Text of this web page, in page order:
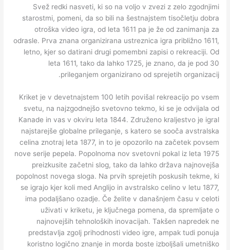
Svež redki nasveti, ki so na voljo v zvezi z zelo zgodnjimi
starostmi, pomeni, da so bili na šestnajstem tisočletju dobra
otroška video igra, od leta 1611 pa je že od zanimanja za
odrasle. Prva znana organizirana ustreznica igra približno 1611,
letno, kjer so datirani drugi pomembni zapisi o rekreaciji. Od
leta 1611, tako da lahko 1725, je znano, da je pod 30
prileganjem organizirano od sprejetih organizacij.
Kriket je v devetnajstem 100 letih povišal rekreacijo po vsem
svetu, na najzgodnejšo svetovno tekmo, ki se je odvijala od
Kanade in vas v okviru leta 1844. Združeno kraljestvo je igral
najstarejše globalne prileganje, s katero se sooča avstralska
celina znotraj leta 1877, in to je opozorilo na začetek povsem
nove serije pepela. Popolnoma nov svetovni pokal iz leta 1975
preizkusite začetni slog, tako da lahko država najnovejša
popolnost novega sloga. Na prvih sprejetih poskusih tekme, ki
se igrajo kjer koli med Anglijo in avstralsko celino v letu 1877,
ima podaljšano ozadje. Če želite v današnjem času v celoti
uživati ​​v kriketu, je ključnega pomena, da spremljate o
najnovejših tehnoloških inovacijah. Takšen napredek ne
predstavlja zgolj prihodnosti video igre, ampak tudi ponuja
koristno logično znanje in morda boste izboljšali umetniško